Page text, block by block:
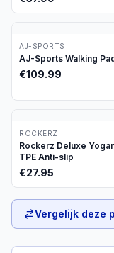
AJ-SPORTS
AJ-Sports Walking
€109.99
ROCKERZ
Rockerz Deluxe
TPE Anti-slip
€27.95
Vergelijk deze